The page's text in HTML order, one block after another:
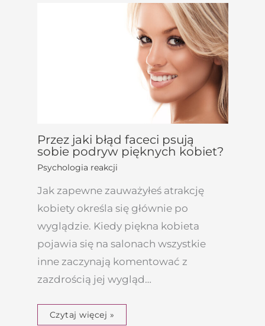
Przez jaki błąd faceci psują
sobie podryw pięknych kobiet?
Psychologia reakcji
Jak zapewne zauważyłeś atrakcję
kobiety określa się głównie po
wyglądzie. Kiedy piękna kobieta
pojawia się na salonach wszystkie
inne zaczynają komentować z
zazdrością jej wygląd…
Czytaj więcej »